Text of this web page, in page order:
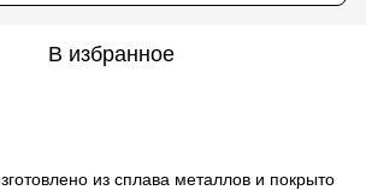
В избранное
​​из сплава металлов и покрыто